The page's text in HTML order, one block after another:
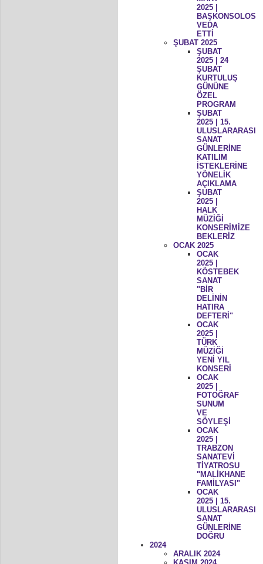
2025 |
BAŞKONSOLOS
VEDA
ETTİ
ŞUBAT 2025
ŞUBAT
2025 | 24
ŞUBAT
KURTULUŞ
GÜNÜNE
ÖZEL
PROGRAM
ŞUBAT
2025 | 15.
ULUSLARARASI
SANAT
GÜNLERİNE
KATILIM
İSTEKLERİNE
YÖNELİK
AÇIKLAMA
ŞUBAT
2025 |
HALK
MÜZİĞİ
KONSERİMİZE
BEKLERİZ
OCAK 2025
OCAK
2025 |
KÖSTEBEK
SANAT
"BİR
DELİNİN
HATIRA
DEFTERİ"
OCAK
2025 |
TÜRK
MÜZİĞİ
YENİ YIL
KONSERİ
OCAK
2025 |
FOTOĞRAF
SUNUM
VE
SÖYLEŞİ
OCAK
2025 |
TRABZON
SANATEVİ
TİYATROSU
"MALİKHANE
FAMİLYASI"
OCAK
2025 | 15.
ULUSLARARASI
SANAT
GÜNLERİNE
DOĞRU
2024
ARALIK 2024